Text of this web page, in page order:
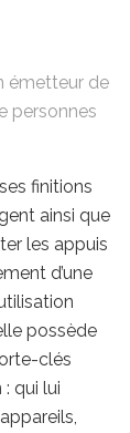
émetteur de
personnes
finitions
ainsi que
les appuis
d’une
possède
clés
qui lui